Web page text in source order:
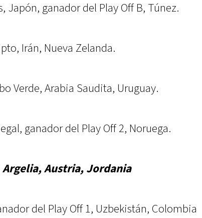
Japón, ganador del Play Off B, Túnez.
Irán, Nueva Zelanda.
Verde, Arabia Saudita, Uruguay.
ganador del Play Off 2, Noruega.
Austria, Jordania
del Play Off 1, Uzbekistán, Colombia